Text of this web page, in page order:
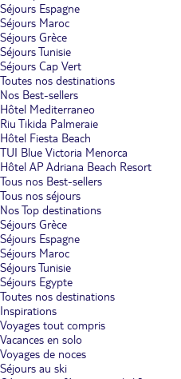
Séjours Espagne
Séjours Maroc
Séjours Grèce
Séjours Tunisie
Séjours Cap Vert
Toutes nos destinations
Nos Best-sellers
Hôtel Mediterraneo
Riu Tikida Palmeraie
Hôtel Fiesta Beach
TUI Blue Victoria Menorca
Hôtel AP Adriana Beach Resort
Tous nos Best-sellers
Tous nos séjours
Nos Top destinations
Séjours Grèce
Séjours Espagne
Séjours Maroc
Séjours Tunisie
Séjours Egypte
Toutes nos destinations
Inspirations
Voyages tout compris
Vacances en solo
Voyages de noces
Séjours au ski